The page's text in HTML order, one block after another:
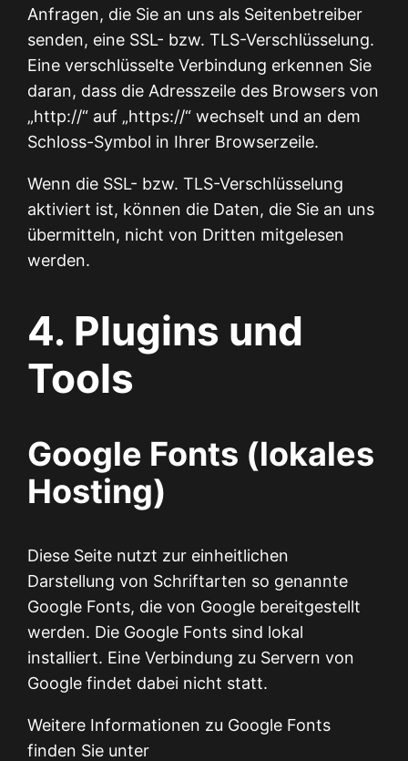
Anfragen, die Sie an uns als Seitenbetreiber
senden, eine SSL- bzw. TLS-Verschlüsselung.
Eine verschlüsselte Verbindung erkennen Sie
daran, dass die Adresszeile des Browsers von
„http://“ auf „https://“ wechselt und an dem
Schloss-Symbol in Ihrer Browserzeile.
Wenn die SSL- bzw. TLS-Verschlüsselung
aktiviert ist, können die Daten, die Sie an uns
übermitteln, nicht von Dritten mitgelesen
werden.
4. Plugins und
Tools
Google Fonts (lokales
Hosting)
Diese Seite nutzt zur einheitlichen
Darstellung von Schriftarten so genannte
Google Fonts, die von Google bereitgestellt
werden. Die Google Fonts sind lokal
installiert. Eine Verbindung zu Servern von
Google findet dabei nicht statt.
Weitere Informationen zu Google Fonts
finden Sie unter